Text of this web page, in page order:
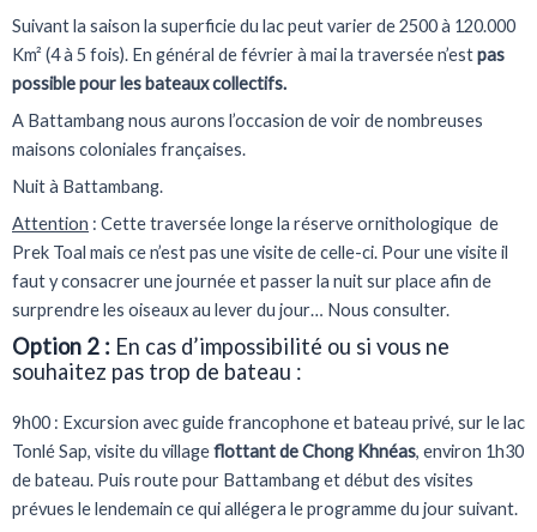
Suivant la saison la superficie du lac peut varier de 2500 à 120.000
Km² (4 à 5 fois). En général de février à mai la traversée n’estpas
possible pour les bateaux collectifs.
A Battambang nous aurons l’occasion de voir de nombreuses
maisons coloniales françaises.
Nuit à Battambang.
Attention : Cette traversée longe la réserve ornithologique de
Prek Toal mais ce n’est pas une visite de celle-ci. Pour une visite il
faut y consacrer une journée et passer la nuit sur place afin de
surprendre les oiseaux au lever du jour… Nous consulter.
Option 2 : En cas d’impossibilité ou si vous ne
souhaitez pas trop de bateau :
9h00 : Excursion avec guide francophone et bateau privé, sur le lac
Tonlé Sap, visite du villageflottant de Chong Khnéas, environ 1h30
de bateau. Puis route pour Battambang et début des visites
prévues le lendemain ce qui allégera le programme du jour suivant.